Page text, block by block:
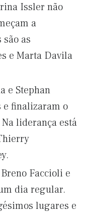
Issler não
a
são as
e Marta Davila
e Stephan
e finalizaram o
liderança está
Faccioli e
dia regular.
lugares e